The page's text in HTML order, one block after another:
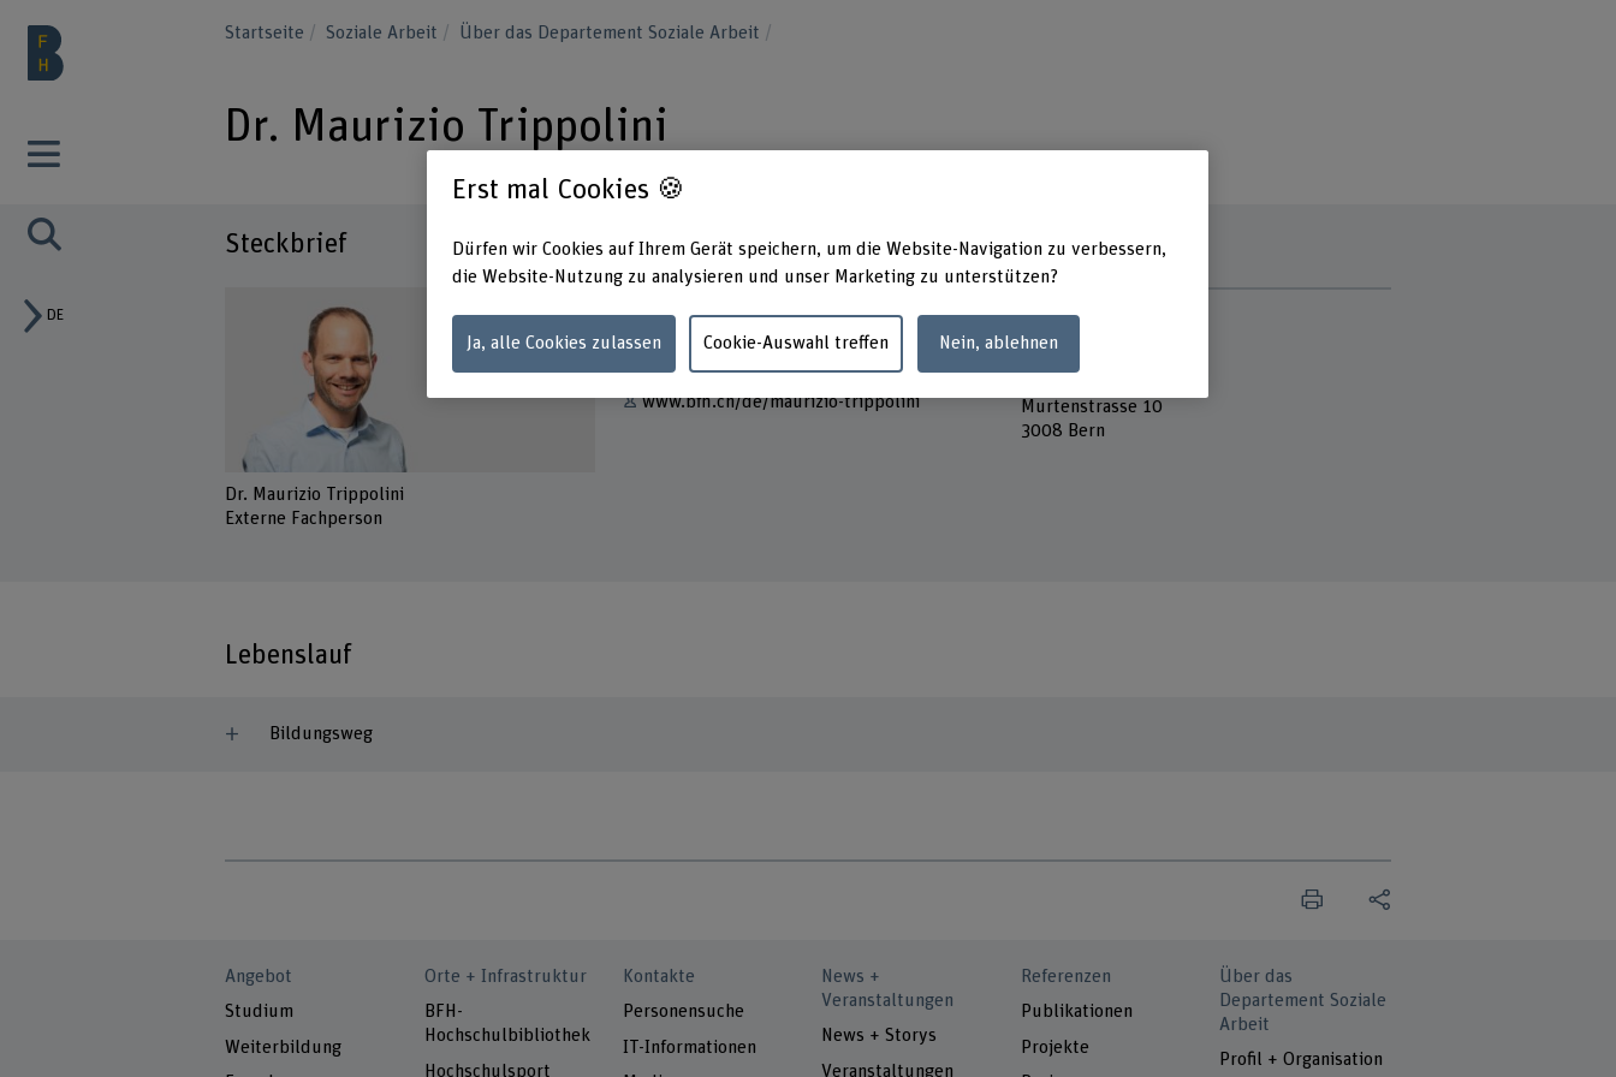
DE
Startseite Soziale Arbeit Über das Departement Soziale Arbeit
Dr. Maurizio Trippolini
Steckbrief
Dr. Maurizio Trippolini
Externe Fachperson
E-Mail anzeigen
www.bfh.ch/de/maurizio-trippolini
Berner Fachhochschule
Murtenstrasse 10
3008 Bern
Lebenslauf
Bildungsweg
Angebot
Studium
Weiterbildung
Orte + Infrastruktur
BFH-
Hochschulbibliothek
Hochschulsport
Kontakte
Personensuche
IT-Informationen
News +
Veranstaltungen
News + Storys
Veranstaltungen
Referenzen
Publikationen
Projekte
Über das
Departement Soziale
Arbeit
Profil + Organisation
Erst mal Cookies 🍪
Dürfen wir Cookies auf Ihrem Gerät speichern, um die Website-Navigation zu verbessern,
die Website-Nutzung zu analysieren und unser Marketing zu unterstützen?
Ja, alle Cookies zulassen Cookie-Auswahl treffen Nein, ablehnen